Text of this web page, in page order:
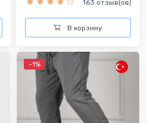
163 отзыв(ов)
В корзину
-1%